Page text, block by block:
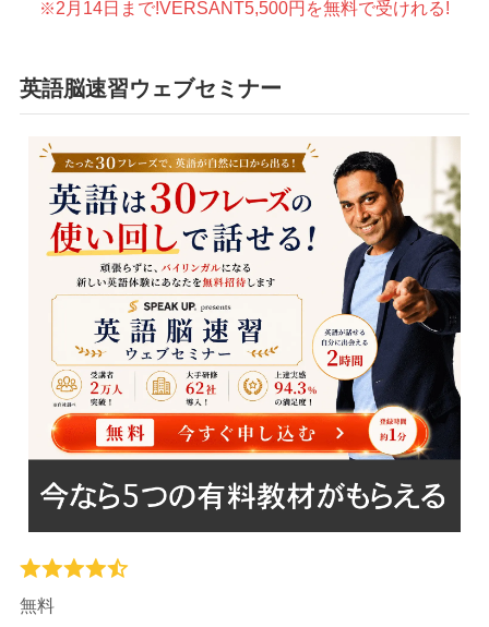
※2月14日まで!VERSANT5,500円を無料で受けれる!
英語脳速習ウェブセミナー
無料